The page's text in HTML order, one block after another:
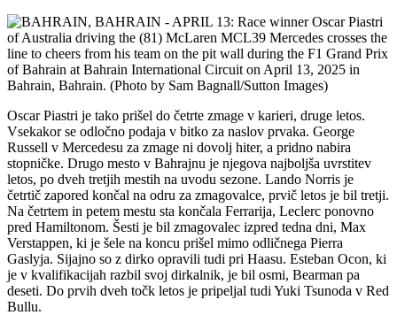
Oscar Piastri je tako prišel do četrte zmage v karieri, druge letos.
Vsekakor se odločno podaja v bitko za naslov prvaka. George
Russell v Mercedesu za zmage ni dovolj hiter, a pridno nabira
stopničke. Drugo mesto v Bahrajnu je njegova najboljša uvrstitev
letos, po dveh tretjih mestih na uvodu sezone. Lando Norris je
četrtič zapored končal na odru za zmagovalce, prvič letos je bil tretji.
Na četrtem in petem mestu sta končala Ferrarija, Leclerc ponovno
pred Hamiltonom. Šesti je bil zmagovalec izpred tedna dni, Max
Verstappen, ki je šele na koncu prišel mimo odličnega Pierra
Gaslyja. Sijajno so z dirko opravili tudi pri Haasu. Esteban Ocon, ki
je v kvalifikacijah razbil svoj dirkalnik, je bil osmi, Bearman pa
deseti. Do prvih dveh točk letos je pripeljal tudi Yuki Tsunoda v Red
Bullu.